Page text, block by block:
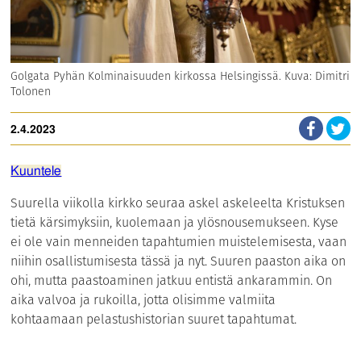
Golgata Pyhän Kolminaisuuden kirkossa Helsingissä. Kuva: Dimitri
Tolonen
2.4.2023
Kuuntele
Suurella viikolla kirkko seuraa askel askeleelta Kristuksen
tietä kärsimyksiin, kuolemaan ja ylösnousemukseen. Kyse
ei ole vain menneiden tapahtumien muistelemisesta, vaan
niihin osallistumisesta tässä ja nyt. Suuren paaston aika on
ohi, mutta paastoaminen jatkuu entistä ankarammin. On
aika valvoa ja rukoilla, jotta olisimme valmiita
kohtaamaan pelastushistorian suuret tapahtumat.